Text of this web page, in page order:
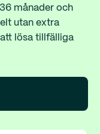
månader och
utan extra
lösa tillfälliga